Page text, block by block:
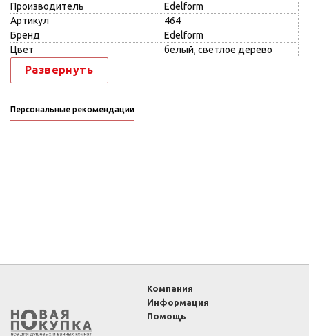
Производитель
Edelform
Артикул
464
Бренд
Edelform
Цвет
белый, светлое дерево
Развернуть
Персональные рекомендации
Компания
Информация
Помощь